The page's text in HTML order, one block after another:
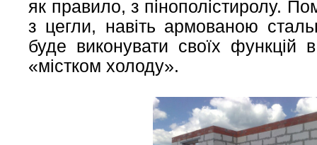
як правило, з пінополістиролу.
з цегли, навіть армованою
буде виконувати своїх функцій
«містком холоду».